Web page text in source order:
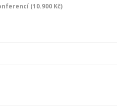
(10.900 Kč)